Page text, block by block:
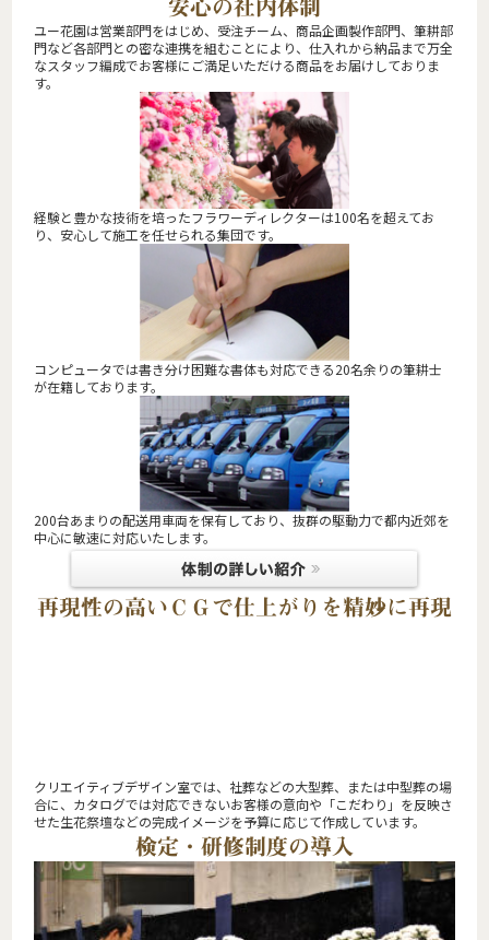
ユー花園は営業部門をはじめ、受注チーム、商品企画製作部門、筆耕部
門など各部門との密な連携を組むことにより、仕入れから納品まで万全
なスタッフ編成でお客様にご満足いただける商品をお届けしておりま
す。
経験と豊かな技術を培ったフラワーディレクターは100名を超えてお
り、安心して施工を任せられる集団です。
コンピュータでは書き分け困難な書体も対応できる20名余りの筆耕士
が在籍しております。
200台あまりの配送用車両を保有しており、抜群の駆動力で都内近郊を
中心に敏速に対応いたします。
再現性の高いＣＧで仕上がりを精妙に再現
クリエイティブデザイン室では、社葬などの大型葬、または中型葬の場
合に、カタログでは対応できないお客様の意向や「こだわり」を反映さ
せた生花祭壇などの完成イメージを予算に応じて作成しています。
検定・研修制度の導入